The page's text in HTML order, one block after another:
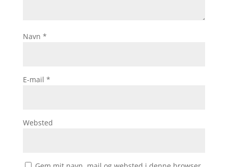
Navn *
E-mail *
Websted